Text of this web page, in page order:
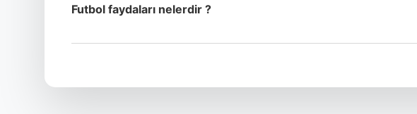
Futbol faydaları nelerdir ?